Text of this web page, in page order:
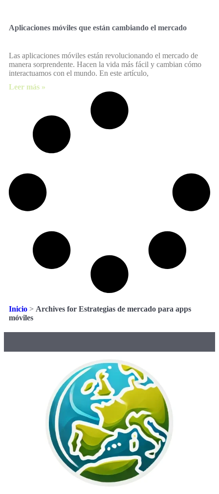
Aplicaciones móviles que están cambiando el mercado
Las aplicaciones móviles están revolucionando el mercado de
manera sorprendente. Hacen la vida más fácil y cambian cómo
interactuamos con el mundo. En este artículo,
Leer más »
Inicio > Archives for Estrategias de mercado para apps
móviles